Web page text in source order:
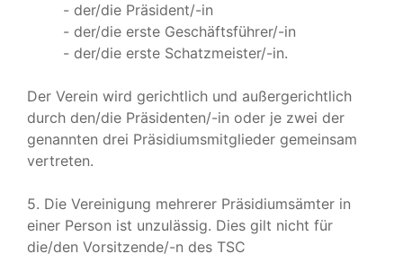
- der/die Präsident/-in
- der/die erste Geschäftsführer/-in
- der/die erste Schatzmeister/-in.
Der Verein wird gerichtlich und außergerichtlich
durch den/die Präsidenten/-in oder je zwei der
genannten drei Präsidiumsmitglieder gemeinsam
vertreten.
5. Die Vereinigung mehrerer Präsidiumsämter in
einer Person ist unzulässig. Dies gilt nicht für
die/den Vorsitzende/-n des TSC